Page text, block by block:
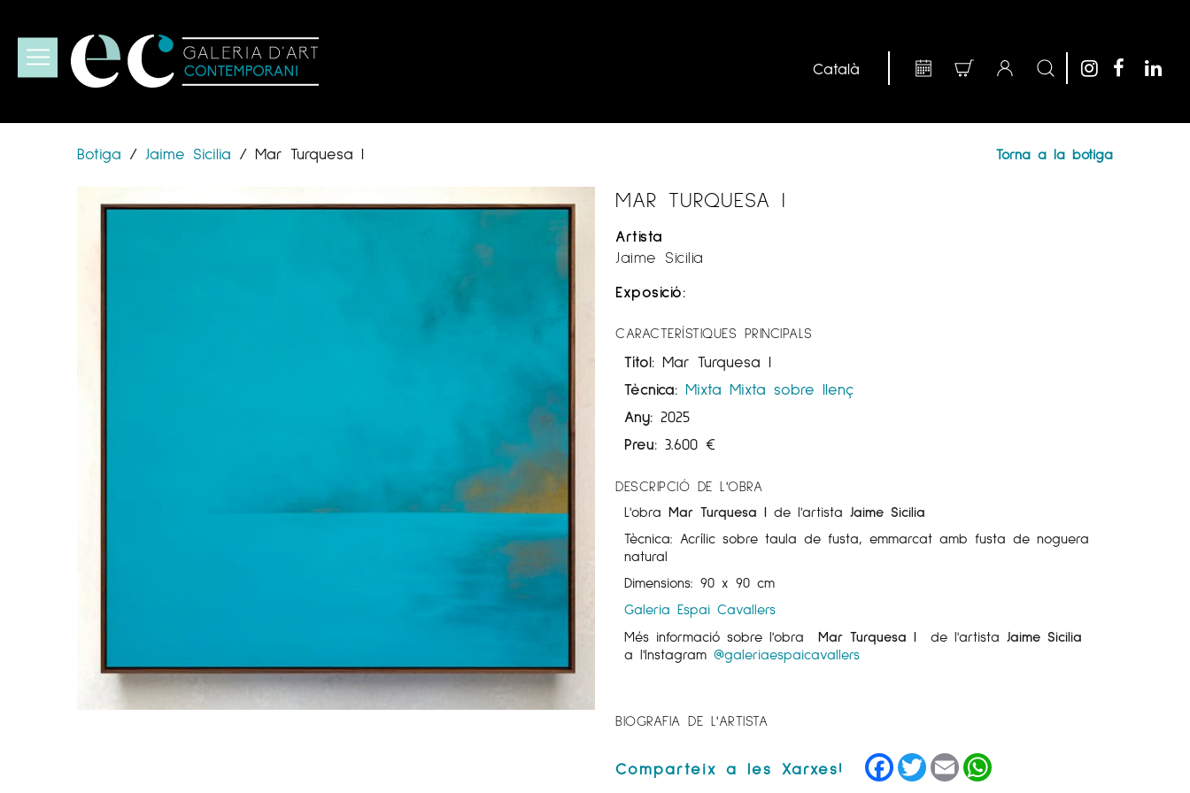
Botiga / Jaime Sicilia / Mar Turquesa I Torna a la botiga
MAR TURQUESA I
Artista
Jaime Sicilia
Exposició:
CARACTERÍSTIQUES PRINCIPALS
Títol: Mar Turquesa I
Tècnica: Mixta Mixta sobre llenç
Any: 2025
Preu: 3.600€
DESCRIPCIÓ DE L'OBRA
L'obraMar Turquesa Ide l'artista Jaime Sicilia
Tècnica: Acrílic sobre taula de fusta, emmarcat amb fusta de noguera
natural
Dimensions: 90 x 90 cm
Galeria Espai Cavallers
Més informació sobre l'obraMar Turquesa I de l'artistaJaime Sicilia
a l'Instagram@galeriaespaicavallers
BIOGRAFIA DE L'ARTISTA
Facebook
TwitterEmail